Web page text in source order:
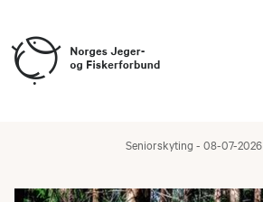
Seniorskyting - 08-07-2026